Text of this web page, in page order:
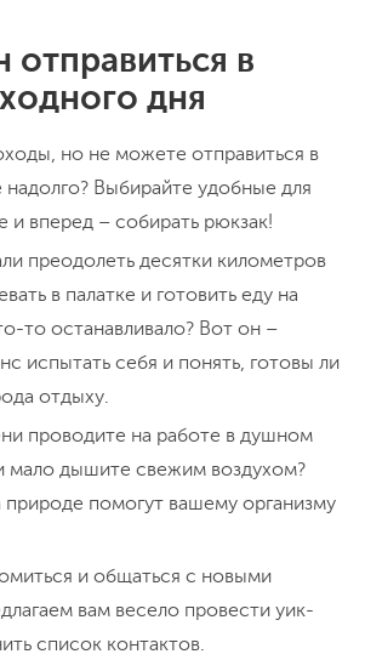
отправиться в
дня
но не можете отправиться в
надолго? Выбирайте удобные для
и вперед – собирать рюкзак!
преодолеть десятки километров
в палатке и готовить еду на
то останавливало? Вот он –
испытать себя и понять, готовы ли
отдыху.
проводите на работе в душном
мало дышите свежим воздухом?
помогут вашему организму
и общаться с новыми
вам весело провести уик-
список контактов.